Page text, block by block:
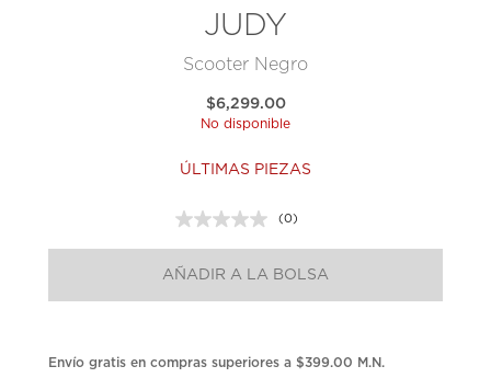
JUDY
Scooter Negro
$6,299.00
No disponible
ÚLTIMAS PIEZAS
Sin
puntuación.
en
la
(0)
AÑADIR A LA BOLSA
Envío gratis en compras superiores a $399.00 M.N.